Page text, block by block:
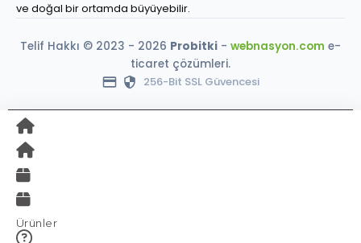
ve doğal bir ortamda büyüyebilir.
Telif Hakkı © 2023 - 2026 Probitki - webnasyon.com e-
ticaret çözümleri.
256-Bit SSL Güvencesi
Ürünler